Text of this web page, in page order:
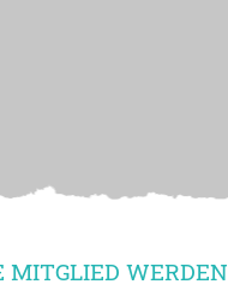
MITGLIED WERDEN